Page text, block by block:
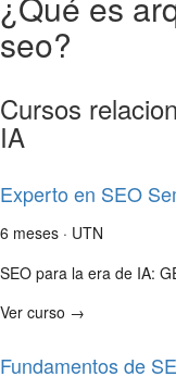
seo?
Cursos
IA
Experto en SEO
6 meses · UTN
SEO para la era de IA:
Ver curso →
Fundamentos de